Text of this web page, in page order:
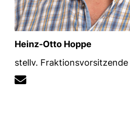
Heinz-Otto Hoppe
stellv. Fraktionsvorsitzende